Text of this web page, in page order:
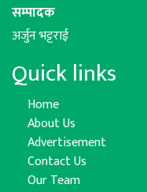
सम्पादक
अर्जुन भट्टराई
Quick links
Home
About Us
Advertisement
Contact Us
Our Team